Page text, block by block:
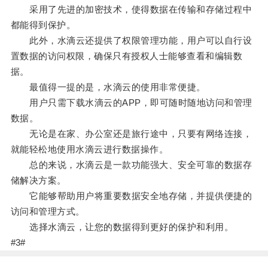
采用了先进的加密技术，使得数据在传输和存储过程中
都能得到保护。
此外，水滴云还提供了权限管理功能，用户可以自行设
置数据的访问权限，确保只有授权人士能够查看和编辑数
据。
最值得一提的是，水滴云的使用非常便捷。
用户只需下载水滴云的APP，即可随时随地访问和管理
数据。
无论是在家、办公室还是旅行途中，只要有网络连接，
就能轻松地使用水滴云进行数据操作。
总的来说，水滴云是一款功能强大、安全可靠的数据存
储解决方案。
它能够帮助用户将重要数据安全地存储，并提供便捷的
访问和管理方式。
选择水滴云，让您的数据得到更好的保护和利用。
#3#